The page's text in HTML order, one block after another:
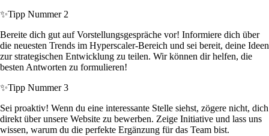
✨Tipp Nummer 2
Bereite dich gut auf Vorstellungsgespräche vor! Informiere dich über
die neuesten Trends im Hyperscaler-Bereich und sei bereit, deine Ideen
zur strategischen Entwicklung zu teilen. Wir können dir helfen, die
besten Antworten zu formulieren!
✨Tipp Nummer 3
Sei proaktiv! Wenn du eine interessante Stelle siehst, zögere nicht, dich
direkt über unsere Website zu bewerben. Zeige Initiative und lass uns
wissen, warum du die perfekte Ergänzung für das Team bist.